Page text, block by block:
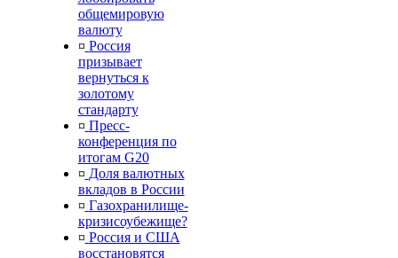
общемировую
валюту
¤ Россия
призывает
вернуться к
золотому
стандарту
¤ Пресс-
конференция по
итогам G20
¤ Доля валютных
вкладов в России
¤ Газохранилище-
кризисоубежище?
¤ Россия и США
восстановятся